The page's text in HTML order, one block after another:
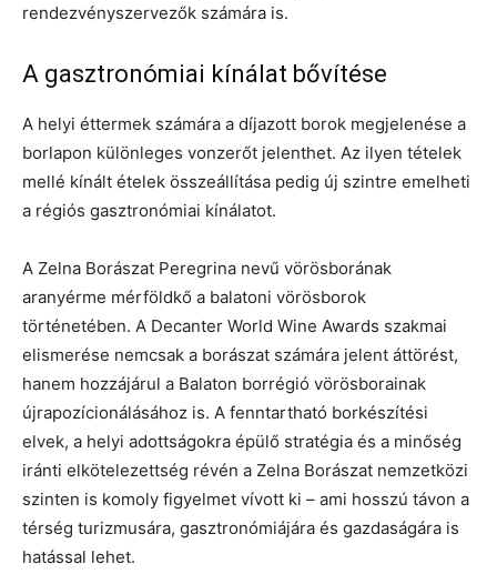
rendezvényszervezők számára is.
A gasztronómiai kínálat bővítése
A helyi éttermek számára a díjazott borok megjelenése a
borlapon különleges vonzerőt jelenthet. Az ilyen tételek
mellé kínált ételek összeállítása pedig új szintre emelheti
a régiós gasztronómiai kínálatot.
A Zelna Borászat Peregrina nevű vörösborának
aranyérme mérföldkő a balatoni vörösborok
történetében. A Decanter World Wine Awards szakmai
elismerése nemcsak a borászat számára jelent áttörést,
hanem hozzájárul a Balaton borrégió vörösborainak
újrapozícionálásához is. A fenntartható borkészítési
elvek, a helyi adottságokra épülő stratégia és a minőség
iránti elkötelezettség révén a Zelna Borászat nemzetközi
szinten is komoly figyelmet vívott ki – ami hosszú távon a
térség turizmusára, gasztronómiájára és gazdaságára is
hatással lehet.